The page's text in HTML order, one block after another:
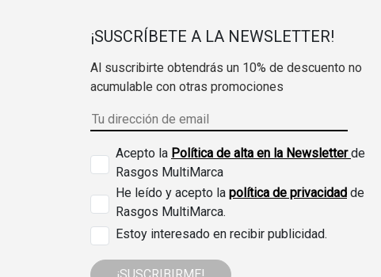
¡SUSCRÍBETE A LA NEWSLETTER!
Al suscribirte obtendrás un 10% de descuento no
acumulable con otras promociones
Acepto la Política de alta en la Newsletterde
Rasgos MultiMarca
He leído y acepto la política de privacidad de
Rasgos MultiMarca.
Estoy interesado en recibir publicidad.